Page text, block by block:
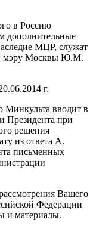
в Россию
дополнительные
МЦР, служат
мэру Москвы Ю.М.
г.
Минкульта вводит в
Президента при
решения
из ответа А.
письменных
Вашего
Федерации
и материалы.